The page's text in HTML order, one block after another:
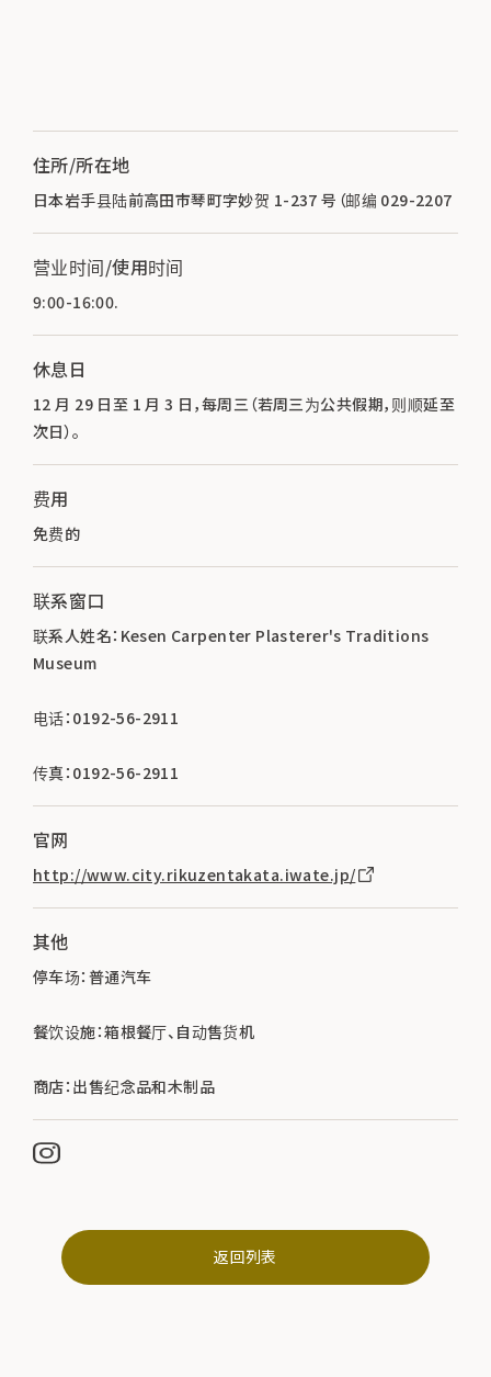
住所/所在地
日本岩手县陆前高田市琴町字妙贺 1-237 号（邮编 029-2207
营业时间/使用时间
9:00-16:00.
休息日
12 月 29 日至 1 月 3 日，每周三（若周三为公共假期，则顺延至
次日）。
费用
免费的
联系窗口
联系人姓名：Kesen Carpenter Plasterer's Traditions
Museum
电话：0192-56-2911
传真：0192-56-2911
官网
http://www.city.rikuzentakata.iwate.jp/
其他
停车场：普通汽车
餐饮设施：箱根餐厅、自动售货机
商店：出售纪念品和木制品
返回列表